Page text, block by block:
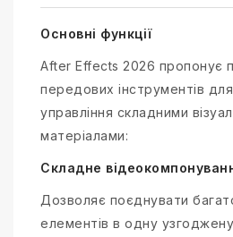
Основні функції
After Effects 2026 пропонує
передових інструментів
управління складними
матеріалами:
Складне
Дозволяє поєднувати
елементів в одну